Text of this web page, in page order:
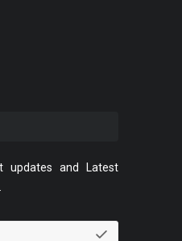
updates and Latest